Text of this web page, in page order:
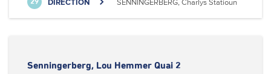
29 DIRECTION SENNINGERBERG, Charlys Statioun
Senningerberg, Lou Hemmer Quai 2